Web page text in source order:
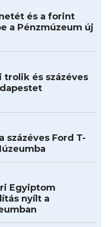
és a forint
a Pénzmúzeum új
trolik és százéves
százéves Ford T-
Egyiptom
nyílt a